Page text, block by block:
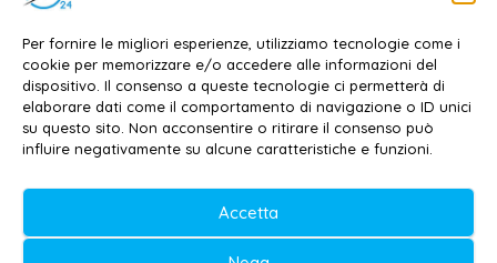
Per fornire le migliori esperienze, utilizziamo tecnologie come i
cookie per memorizzare e/o accedere alle informazioni del
dispositivo. Il consenso a queste tecnologie ci permetterà di
elaborare dati come il comportamento di navigazione o ID unici
su questo sito. Non acconsentire o ritirare il consenso può
influire negativamente su alcune caratteristiche e funzioni.
Accetta
Privacy policy–Cookie policy
© 2020-2026 | Galatina24 ®
Testata iscritta al n. 11/2020 Registro della
Stampa Tribunale di Lecce
Editore e direttore responsabile: